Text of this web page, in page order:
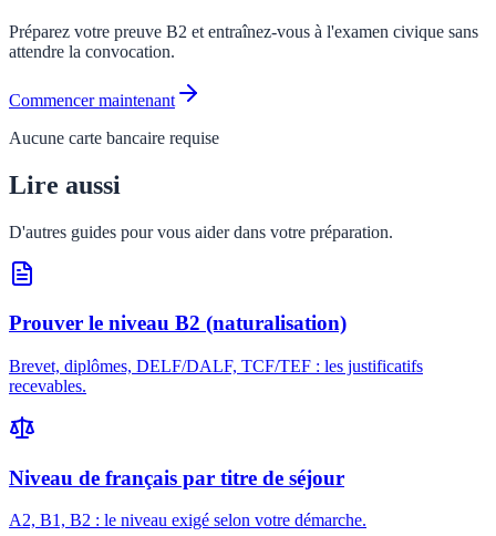
Préparez votre preuve B2 et entraînez-vous à l'examen civique sans
attendre la convocation.
Commencer maintenant
Aucune carte bancaire requise
Lire aussi
D'autres guides pour vous aider dans votre préparation.
Prouver le niveau B2 (naturalisation)
Brevet, diplômes, DELF/DALF, TCF/TEF : les justificatifs
recevables.
Niveau de français par titre de séjour
A2, B1, B2 : le niveau exigé selon votre démarche.